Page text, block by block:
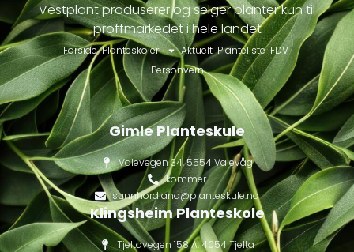
Vestplant produserer og selger planter kun til
proffmarkedet i hele landet
Forside Planteskoler Aktuelt Planteliste FDV
Personvern
Gimle Planteskule
Valevegen 34, 5554 Valevåg
kommer
sunnhordland@planteskule.no
Klingsheim Planteskole
Tjeltavegen 158 A, 4054 Tjelta